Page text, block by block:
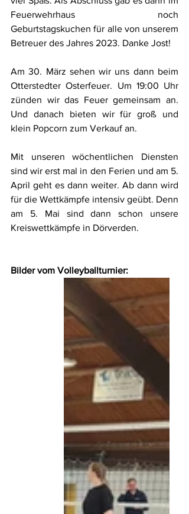
Feuerwehrhaus noch
Geburtstagskuchen für alle von unserem
Betreuer des Jahres 2023. Danke Jost!
Am 30. März sehen wir uns dann beim
Otterstedter Osterfeuer. Um 19:00 Uhr
zünden wir das Feuer gemeinsam an.
Und danach bieten wir für groß und
klein Popcorn zum Verkauf an.
Mit unseren wöchentlichen Diensten
sind wir erst mal in den Ferien und am 5.
April geht es dann weiter. Ab dann wird
für die Wettkämpfe intensiv geübt. Denn
am 5. Mai sind dann schon unsere
Kreiswettkämpfe in Dörverden.
Bilder vom Volleyballturnier: